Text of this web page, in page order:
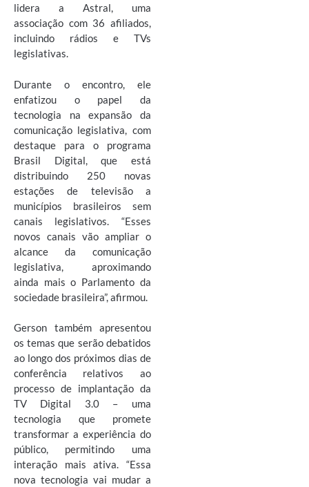
lidera a Astral, uma
associação com 36 afiliados,
incluindo rádios e TVs
legislativas.
Durante o encontro, ele
enfatizou o papel da
tecnologia na expansão da
comunicação legislativa, com
destaque para o programa
Brasil Digital, que está
distribuindo 250 novas
estações de televisão a
municípios brasileiros sem
canais legislativos. “Esses
novos canais vão ampliar o
alcance da comunicação
legislativa, aproximando
ainda mais o Parlamento da
sociedade brasileira”, afirmou.
Gerson também apresentou
os temas que serão debatidos
ao longo dos próximos dias de
conferência relativos ao
processo de implantação da
TV Digital 3.0 – uma
tecnologia que promete
transformar a experiência do
público, permitindo uma
interação mais ativa. “Essa
nova tecnologia vai mudar a